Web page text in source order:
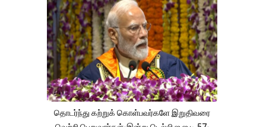
தொடர்ந்து கற்றுக் கொள்பவர்களே இறுதிவரை